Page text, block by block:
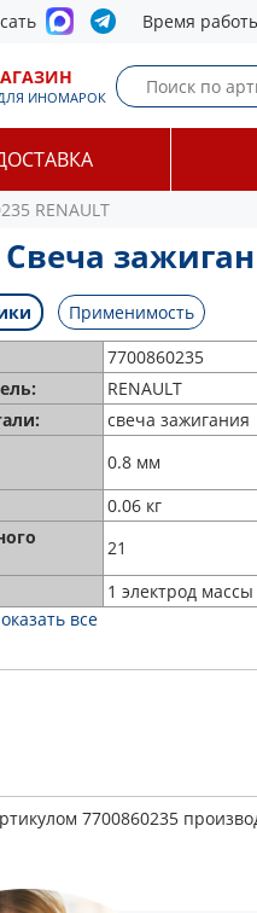
Время
ИНОМАРОК
RENAULT
Свеча
Применимость
7700860235
RENAULT
свеча зажигания
0.8 мм
0.06 кг
21
1 электрод массы
все
7700860235